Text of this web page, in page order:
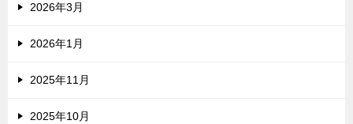
2026年3月
2026年1月
2025年11月
2025年10月